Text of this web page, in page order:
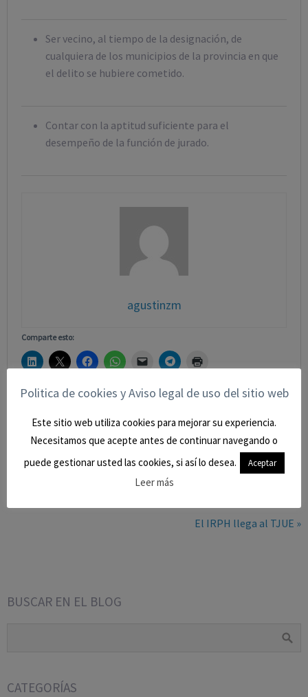
Ser vecino, al tiempo de la designación, de
cualquiera de los municipios de la provincia en que
el delito se hubiere cometido.
Contar con la aptitud suficiente para el
desempeño de la función de jurado.
agustinzm
Comparte esto:
« Libertad de expresión. A vueltas con lo mismo.
El IRPH llega al TJUE »
BUSCAR EN EL BLOG
CATEGORÍAS
Politica de cookies y Aviso legal de uso del sitio web
Este sitio web utiliza cookies para mejorar su experiencia.
Necesitamos que acepte antes de continuar navegando o
puede gestionar usted las cookies, si así lo desea.
Aceptar
Leer más